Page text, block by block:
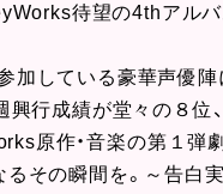
待望の4thアルバ
加している豪華声優陣
興行成績が堂々の８位
原作・音楽の第１弾
るその瞬間を。～告白